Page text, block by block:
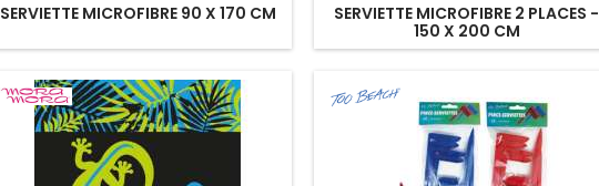
SERVIETTE MICROFIBRE 90 X 170 CM
SERVIETTE MICROFIBRE 2 PLACES -
150 X 200 CM